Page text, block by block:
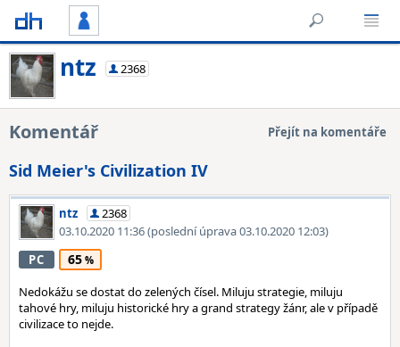
ntz 2368
Komentář Přejít na komentáře
Sid Meier's Civilization IV
ntz
2368
03.10.2020 11:36(poslední úprava 03.10.2020 12:03)
PC
65
Nedokážu se dostat do zelených čísel. Miluju strategie, miluju
tahové hry, miluju historické hry a grand strategy žánr, ale v případě
civilizace to nejde.